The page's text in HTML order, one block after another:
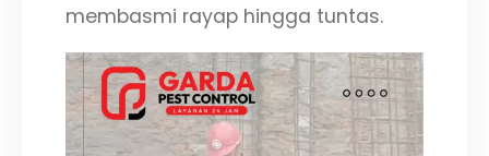
membasmi rayap hingga tuntas.